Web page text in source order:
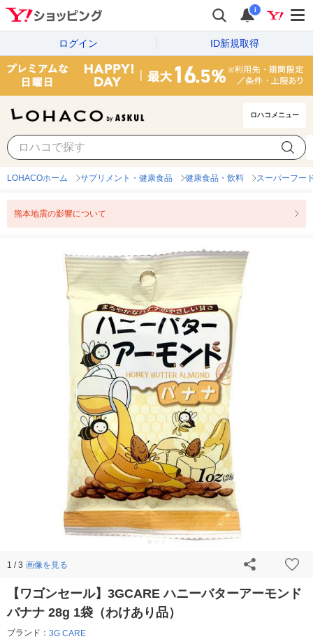
i
ログイン ID新規取得
ロハコメニュー
LOHACOホーム サプリメント・健康食品 健康食品・飲料 スーパーフー
熊本地震の影響について
1 / 3 画像を見る
【ワゴンセール】3GCARE ハニーバターアーモンド
バナナ 28g 1袋（わけあり品）
ブランド： 3G CARE